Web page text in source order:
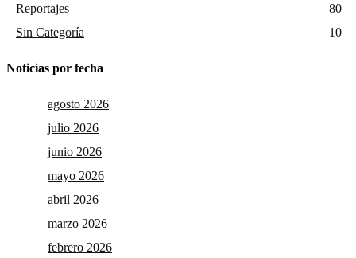
Reportajes
80
Sin Categoría
10
Noticias por fecha
agosto 2026
julio 2026
junio 2026
mayo 2026
abril 2026
marzo 2026
febrero 2026